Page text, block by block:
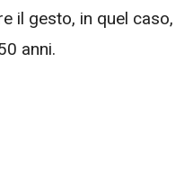
il gesto, in quel caso,
anni.